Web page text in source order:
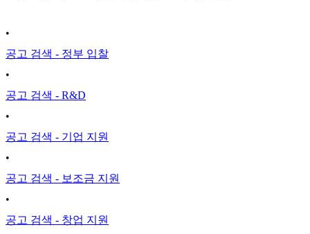
•
공고 검색 - 정부 입찰
•
공고 검색 - R&D
•
공고 검색 - 기업 지원
•
공고 검색 - 보조금 지원
•
공고 검색 - 창업 지원